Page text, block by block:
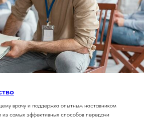
врачу и поддержка опытным наставником
из самых эффективных способов передачи